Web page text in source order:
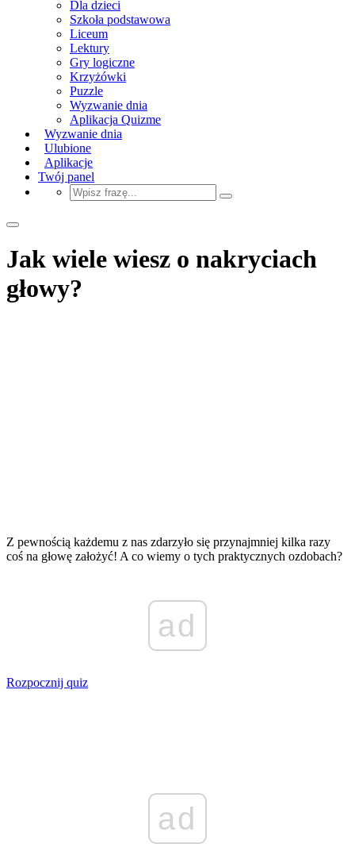
Dla dzieci
Szkoła podstawowa
Liceum
Lektury
Gry logiczne
Krzyżówki
Puzzle
Wyzwanie dnia
Aplikacja Quizme
Wyzwanie dnia
Ulubione
Aplikacje
Twój panel
Jak wiele wiesz o nakryciach
głowy?
Z pewnością każdemu z nas zdarzyło się przynajmniej kilka razy
coś na głowę założyć! A co wiemy o tych praktycznych ozdobach?
ad
Rozpocznij quiz
ad